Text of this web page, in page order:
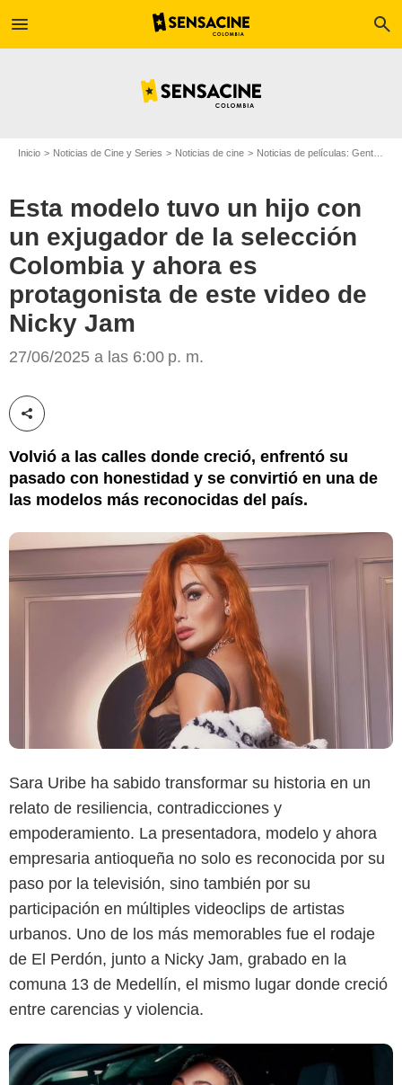
menu search
Inicio Noticias de Cine y Series Noticias de cine Noticias de películas: Gente
Esta modelo tuvo un hijo con
un exjugador de la selección
Colombia y ahora es
protagonista de este video de
Nicky Jam
27/06/2025 a las 6:00 p. m.
Compartir esta noticia
Volvió a las calles donde creció, enfrentó su
pasado con honestidad y se convirtió en una de
las modelos más reconocidas del país.
Sara Uribe ha sabido transformar su historia en un
relato de resiliencia, contradicciones y
empoderamiento. La presentadora, modelo y ahora
empresaria antioqueña no solo es reconocida por su
paso por la televisión, sino también por su
participación en múltiples videoclips de artistas
urbanos. Uno de los más memorables fue el rodaje
de El Perdón, junto a Nicky Jam, grabado en la
comuna 13 de Medellín, el mismo lugar donde creció
entre carencias y violencia.
Instagram